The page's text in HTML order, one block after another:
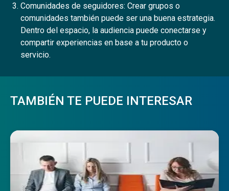
Comunidades de seguidores: Crear grupos o
comunidades también puede ser una buena estrategia.
Dentro del espacio, la audiencia puede conectarse y
compartir experiencias en base a tu producto o
servicio.
TAMBIÉN TE PUEDE INTERESAR